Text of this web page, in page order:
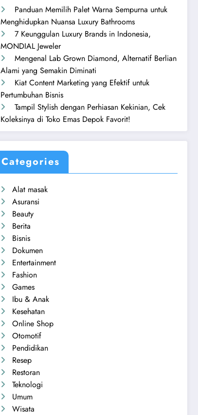
Panduan Memilih Palet Warna Sempurna untuk
Menghidupkan Nuansa Luxury Bathrooms
7 Keunggulan Luxury Brands in Indonesia,
MONDIAL Jeweler
Mengenal Lab Grown Diamond, Alternatif Berlian
Alami yang Semakin Diminati
Kiat Content Marketing yang Efektif untuk
Pertumbuhan Bisnis
Tampil Stylish dengan Perhiasan Kekinian, Cek
Koleksinya di Toko Emas Depok Favorit!
Categories
Alat masak
Asuransi
Beauty
Berita
Bisnis
Dokumen
Entertainment
Fashion
Games
Ibu & Anak
Kesehatan
Online Shop
Otomotif
Pendidikan
Resep
Restoran
Teknologi
Umum
Wisata